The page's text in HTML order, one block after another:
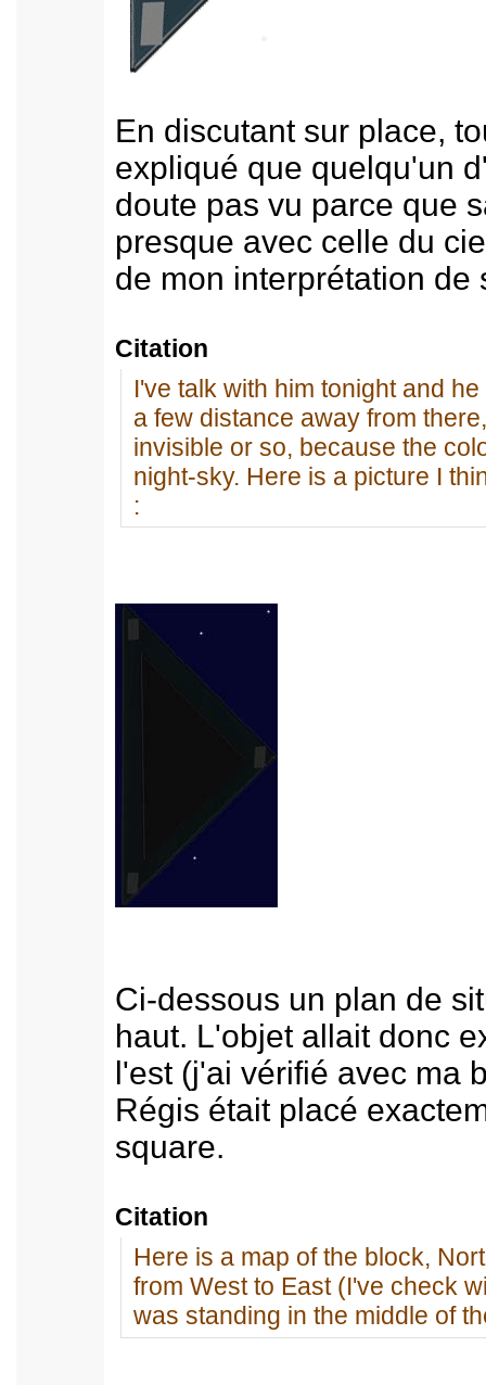
En discutant sur place,
expliqué que quelqu'un
doute pas vu parce que
presque avec celle du
de mon interprétation de
Citation
I've talk with him tonight and
a few distance away from
invisible or so, because the
night-sky. Here is a picture I
:
Ci-dessous un plan de
haut. L'objet allait donc
l'est (j'ai vérifié avec ma
Régis était placé
square.
Citation
Here is a map of the block,
from West to East (I've check
was standing in the middle of